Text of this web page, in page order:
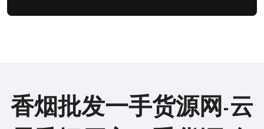
香烟批发一手货源网-云